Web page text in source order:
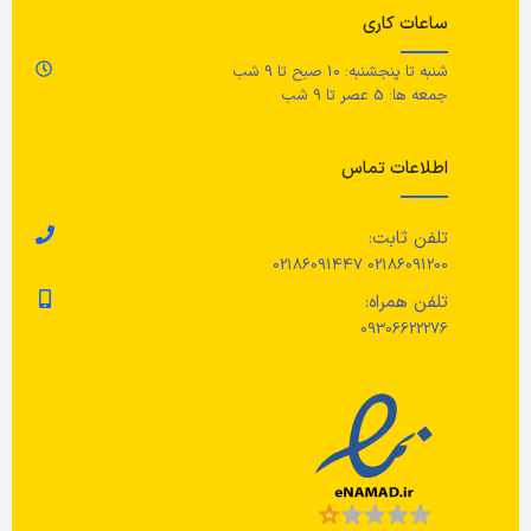
,
ساعات کاری
شنبه تا پنجشنبه: 10 صبح تا 9 شب
جمعه ها: 5 عصر تا 9 شب
اطلاعات تماس
تلفن ثابت:
02186091200 02186091447
تلفن همراه:
09306622276